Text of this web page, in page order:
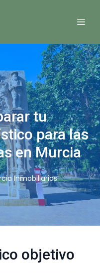
tu
para las
en Murcia
Inmobiliarios
objetivo